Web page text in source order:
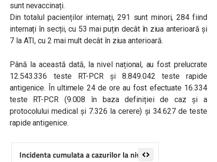
sunt nevaccinați.
Din totalul pacienților internați, 291 sunt minori, 284 fiind
internați în secții, cu 53 mai puțin decât în ziua anterioară și
7 la ATI, cu 2 mai mult decât în ziua anterioară.
Până la această dată, la nivel național, au fost prelucrate
12.543.336 teste RT-PCR și 8.849.042 teste rapide
antigenice. În ultimele 24 de ore au fost efectuate 16.334
teste RT-PCR (9.008 în baza definiției de caz și a
protocolului medical și 7.326 la cerere) și 34.627 de teste
rapide antigenice.